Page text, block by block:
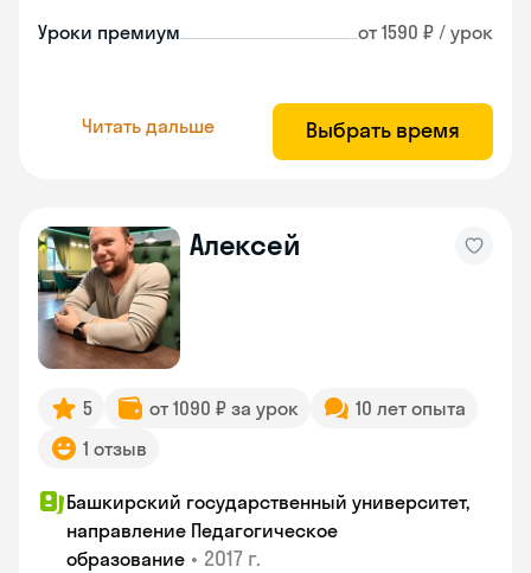
Уроки премиум от 1590 ₽ / урок
Читать дальше Выбрать время
Алексей
5 от 1090 ₽ за урок
10 лет опыта
1 отзыв
Башкирский государственный университет,
направление Педагогическое
образование • 2017 г.